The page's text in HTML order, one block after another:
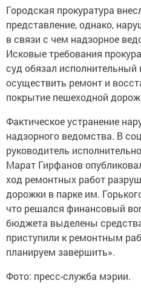
Городская прокуратура
представление, однако,
в связи с чем надзорное
Исковые требования
суд обязал исполнительный
осуществить ремонт и
покрытие пешеходной
Фактическое устранение
надзорного ведомства. В
руководитель
Марат Гирфанов
ход ремонтных работ
дорожки в парке им.
что решался финансовый
бюджета выделены
приступили к ремонтным
планируем завершить».
Фото: пресс-служба мэрии.